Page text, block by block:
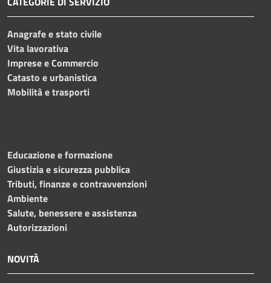
Anagrafe e stato civile
Vita lavorativa
Imprese e Commercio
Catasto e urbanistica
Mobilità e trasporti
Educazione e formazione
Giustizia e sicurezza pubblica
Tributi, finanze e contravvenzioni
Ambiente
Salute, benessere e assistenza
Autorizzazioni
NOVITÀ